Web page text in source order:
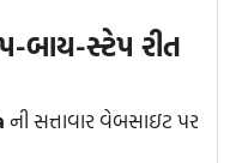
બાય-સ્ટેપ રીત
ની સત્તાવાર વેબસાઇટ પર